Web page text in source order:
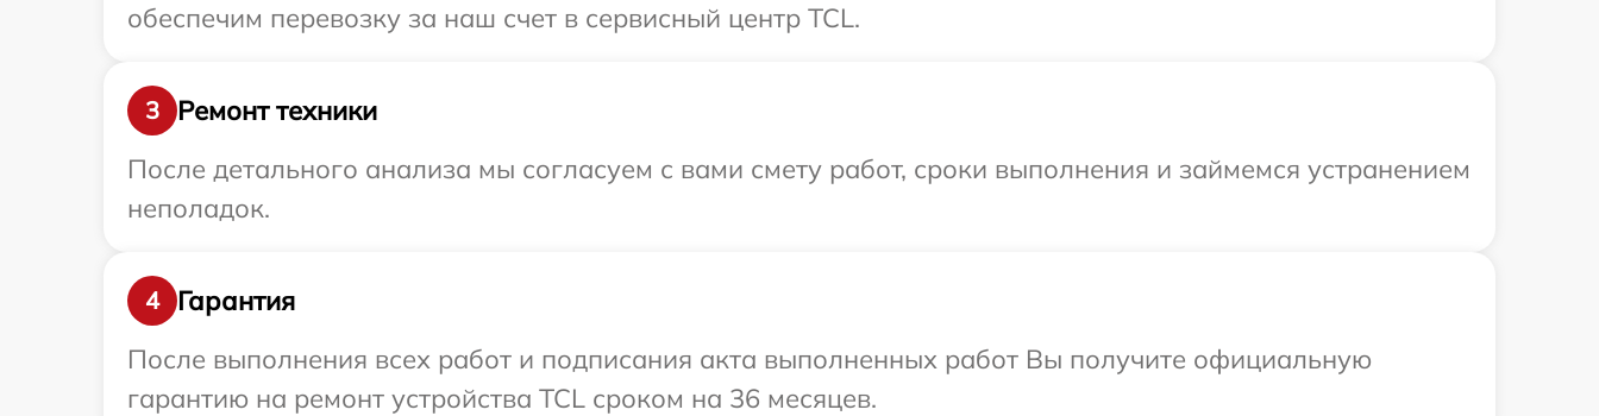
обеспечим перевозку за наш счет в сервисный центр TCL.
3
Ремонт техники
После детального анализа мы согласуем с вами смету работ, сроки выполнения и займемся устранением
неполадок.
4
Гарантия
После выполнения всех работ и подписания акта выполненных работ Вы получите официальную
гарантию на ремонт устройства TCL сроком на 36 месяцев.